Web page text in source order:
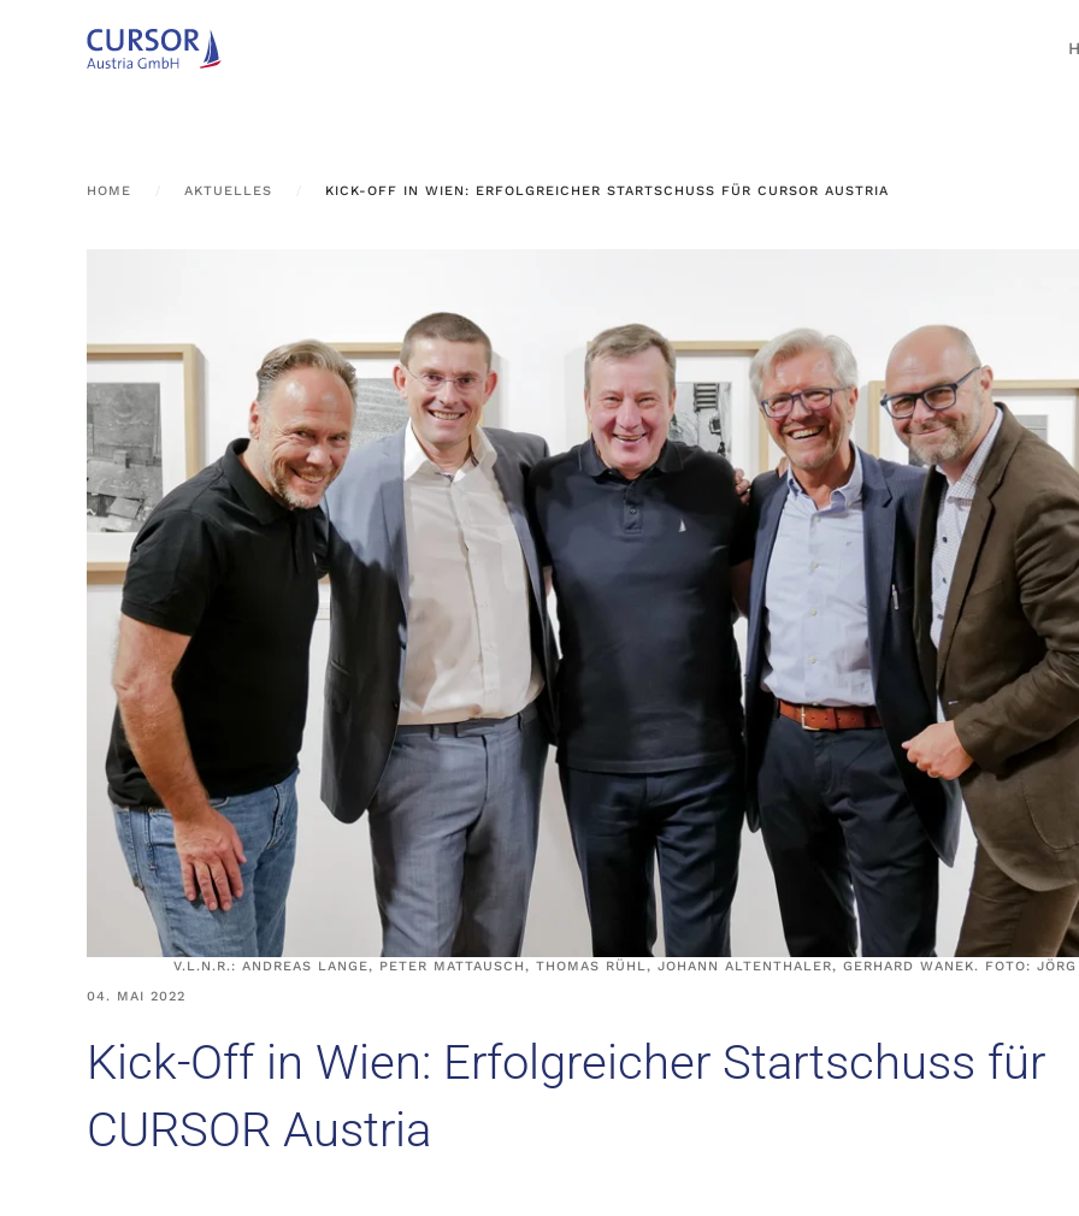
Zum Hauptinhalt springen
HOME AKTUELLES KICK-OFF IN WIEN: ERFOLGREICHER STARTSCHUSS FÜR CURSOR AUSTRIA
V.L.N.R.: ANDREAS LANGE, PETER MATTAUSCH, THOMAS RÜHL, JOHANN ALTENTHALER, GERHARD WANEK. FOTO:
04. MAI 2022
Kick-Off in Wien: Erfolgreicher Startschuss für
CURSOR Austria